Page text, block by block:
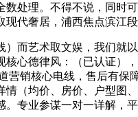
数处理。不得不说，同
代奢居，浦西焦点滨江
艺术取文娱，我们就
心德律风：（已认证）
营销核心电线，售后有
（均价、房价、户型图
专业参谋一对一详解，平